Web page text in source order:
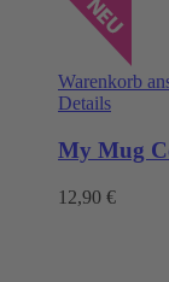
Warenkorb
Details
My Mug
12,90 €